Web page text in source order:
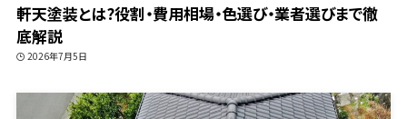
軒天塗装とは?役割・費用相場・色選び・業者選びまで徹
底解説
2026年7月5日